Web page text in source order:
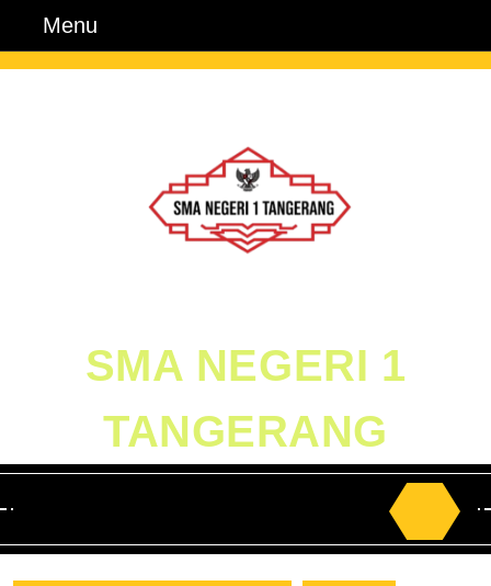
Menu
SMA NEGERI 1
TANGERANG
for: